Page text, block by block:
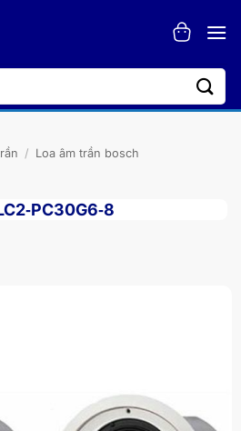
/ Loa âm trần bosch